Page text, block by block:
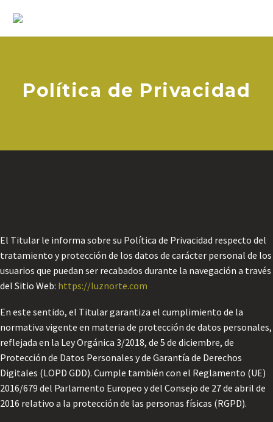
Política de Privacidad
El Titular le informa sobre su Política de Privacidad respecto del
tratamiento y protección de los datos de carácter personal de los
usuarios que puedan ser recabados durante la navegación a través
del Sitio Web: https://luznorte.com
En este sentido, el Titular garantiza el cumplimiento de la
normativa vigente en materia de protección de datos personales,
reflejada en la Ley Orgánica 3/2018, de 5 de diciembre, de
Protección de Datos Personales y de Garantía de Derechos
Digitales (LOPD GDD). Cumple también con el Reglamento (UE)
2016/679 del Parlamento Europeo y del Consejo de 27 de abril de
2016 relativo a la protección de las personas físicas (RGPD).